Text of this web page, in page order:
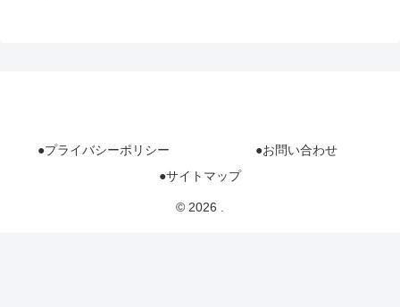
●プライバシーポリシー
●お問い合わせ
●サイトマップ
© 2026 .